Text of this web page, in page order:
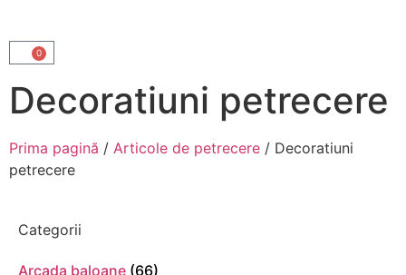
0
Decoratiuni petrecere
Prima pagină / Articole de petrecere / Decoratiuni
petrecere
Categorii
Arcada baloane (66)